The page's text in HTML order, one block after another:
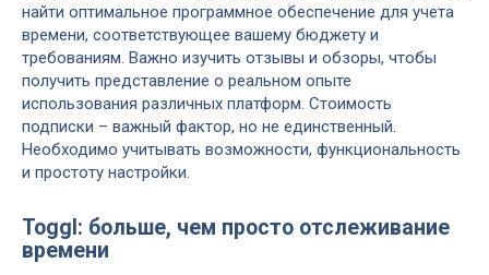
найти оптимальное программное обеспечение для учета
времени, соответствующее вашему бюджету и
требованиям. Важно изучить отзывы и обзоры, чтобы
получить представление о реальном опыте
использования различных платформ. Стоимость
подписки – важный фактор, но не единственный.
Необходимо учитывать возможности, функциональность
и простоту настройки.
Toggl: больше, чем просто отслеживание
времени